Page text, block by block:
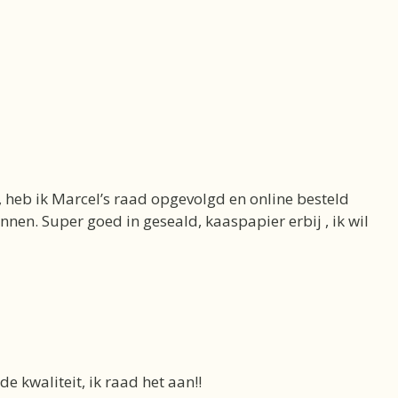
ik Marcel’s raad opgevolgd en online besteld
Super goed in geseald, kaaspapier erbij , ik wil
kwaliteit, ik raad het aan!!